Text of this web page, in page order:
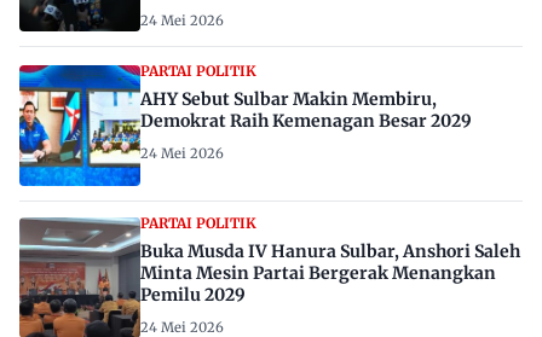
24 Mei 2026
PARTAI POLITIK
AHY Sebut Sulbar Makin Membiru,
Demokrat Raih Kemenagan Besar 2029
24 Mei 2026
PARTAI POLITIK
Buka Musda IV Hanura Sulbar, Anshori Saleh
Minta Mesin Partai Bergerak Menangkan
Pemilu 2029
24 Mei 2026